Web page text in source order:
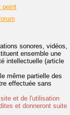
peint
sonores, vidéos,
ensemble une
intellectuelle (article
même partielle des
effectuée sans
et de l'utilisation
et donneront suite